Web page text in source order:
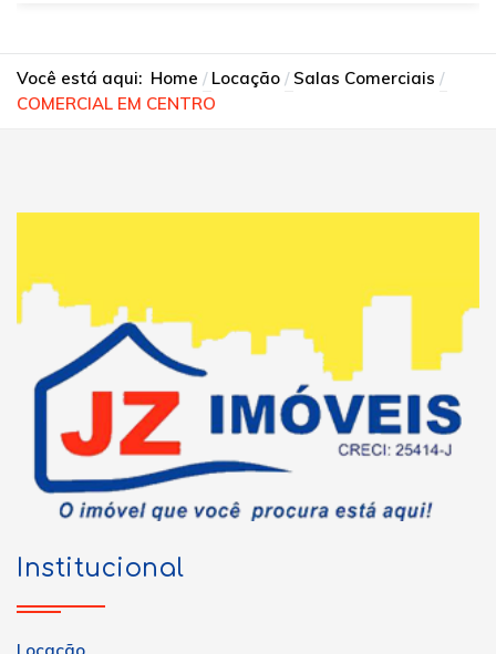
Você está aqui: Home Locação
Salas Comerciais
COMERCIAL EM CENTRO
Institucional